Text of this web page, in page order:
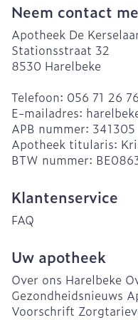
Neem contact
Apotheek De
Stationsstraat 32
8530 Harelbeke
Telefoon: 056 71 26 76
E-mailadres:
APB nummer: 341305
Apotheek titularis:
BTW nummer:
Klantenservice
FAQ
Uw apotheek
Over ons Harelbeke
Gezondheidsnieuws
Voorschrift